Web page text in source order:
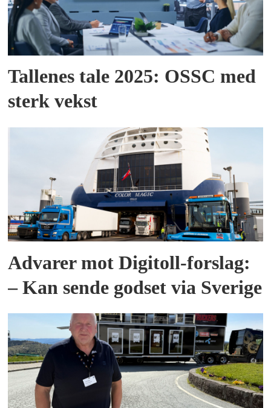
Tallenes tale 2025: OSSC med
sterk vekst
Advarer mot Digitoll-forslag:
– Kan sende godset via Sverige